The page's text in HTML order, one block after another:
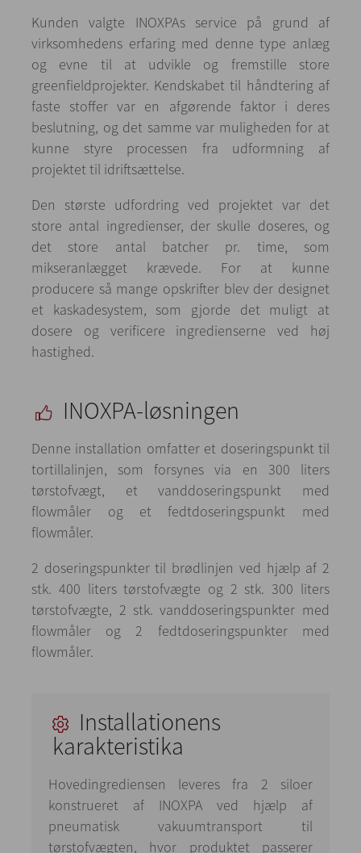
Kunden valgte INOXPAs service på grund af
virksomhedens erfaring med denne type anlæg
og evne til at udvikle og fremstille store
greenfieldprojekter. Kendskabet til håndtering af
faste stoffer var en afgørende faktor i deres
beslutning, og det samme var muligheden for at
kunne styre processen fra udformning af
projektet til idriftsættelse.
Den største udfordring ved projektet var det
store antal ingredienser, der skulle doseres, og
det store antal batcher pr. time, som
mikseranlægget krævede. For at kunne
producere så mange opskrifter blev der designet
et kaskadesystem, som gjorde det muligt at
dosere og verificere ingredienserne ved høj
hastighed.
INOXPA-løsningen
Denne installation omfatter et doseringspunkt til
tortillalinjen, som forsynes via en 300 liters
tørstofvægt, et vanddoseringspunkt med
flowmåler og et fedtdoseringspunkt med
flowmåler.
2 doseringspunkter til brødlinjen ved hjælp af 2
stk. 400 liters tørstofvægte og 2 stk. 300 liters
tørstofvægte, 2 stk. vanddoseringspunkter med
flowmåler og 2 fedtdoseringspunkter med
flowmåler.
Installationens
karakteristika
Hovedingrediensen leveres fra 2 siloer
konstrueret af INOXPA ved hjælp af
pneumatisk vakuumtransport til
tørstofvægten, hvor produktet passerer